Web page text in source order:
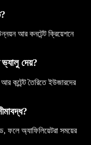
আর কনটেন্ট ক্রিয়েশনে
দেয়?
আর কন্টেন্ট তৈরিতে ইউজারদের
ফলে অ্যাফিলিয়েটরা সময়ের